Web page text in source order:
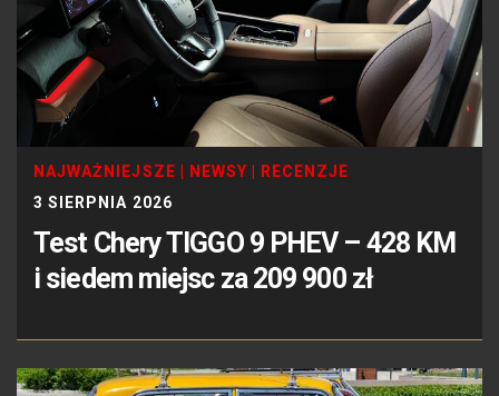
NAJWAŻNIEJSZE NEWSY
RECENZJE
3 SIERPNIA 2026
Test Chery TIGGO 9 PHEV – 428 KM
i siedem miejsc za 209 900 zł